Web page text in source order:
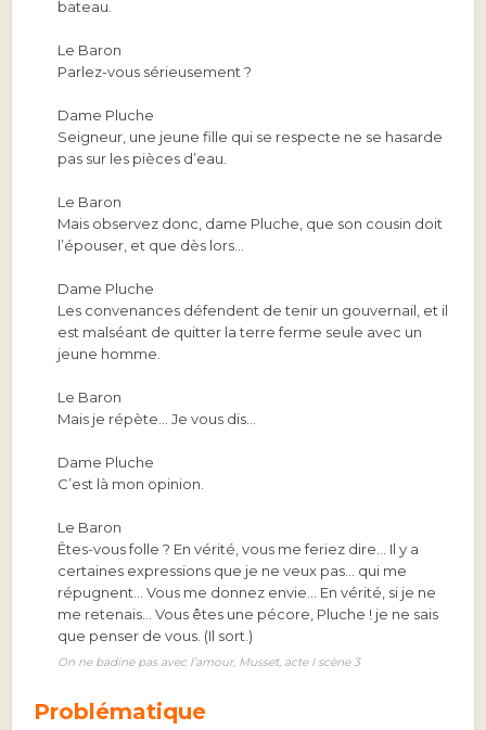
bateau.
Le Baron
Parlez-vous sérieusement ?
Dame Pluche
Seigneur, une jeune fille qui se respecte ne se hasarde
pas sur les pièces d’eau.
Le Baron
Mais observez donc, dame Pluche, que son cousin doit
l’épouser, et que dès lors…
Dame Pluche
Les convenances défendent de tenir un gouvernail, et il
est malséant de quitter la terre ferme seule avec un
jeune homme.
Le Baron
Mais je répète… Je vous dis…
Dame Pluche
C’est là mon opinion.
Le Baron
Êtes-vous folle ? En vérité, vous me feriez dire… Il y a
certaines expressions que je ne veux pas… qui me
répugnent… Vous me donnez envie… En vérité, si je ne
me retenais… Vous êtes une pécore, Pluche ! je ne sais
que penser de vous. (Il sort.)
On ne badine pas avec l’amour, Musset, acte I scène 3
Problématique